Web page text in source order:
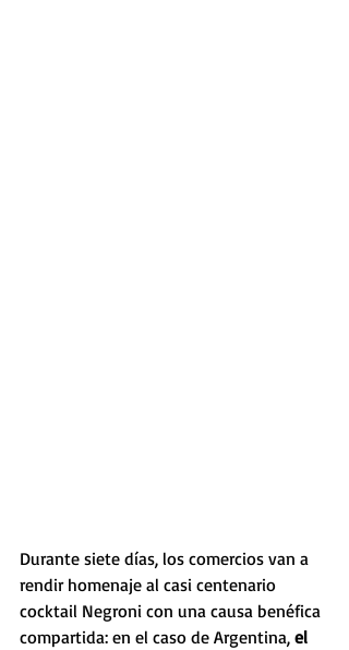
Durante siete días, los comercios van a
rendir homenaje al casi centenario
cocktail Negroni con una causa benéfica
compartida: en el caso de Argentina, el